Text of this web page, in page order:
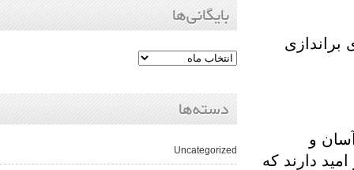
و
که
بایگانی‌ها
دسته‌ها
Uncategorized